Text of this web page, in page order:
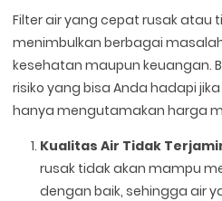
Filter air yang cepat rusak atau
menimbulkan berbagai
kesehatan maupun keuangan.
risiko yang bisa Anda hadapi
hanya mengutamakan harga
Kualitas Air Tidak
rusak tidak akan mampu
dengan baik, sehingga air